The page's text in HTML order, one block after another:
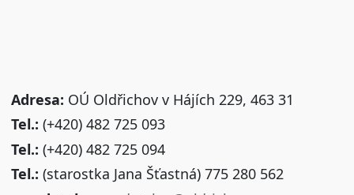
Adresa: OÚ Oldřichov v Hájích 229, 463 31
Tel.: (+420) 482 725 093
Tel.: (+420) 482 725 094
Tel.: (starostka Jana Šťastná) 775 280 562